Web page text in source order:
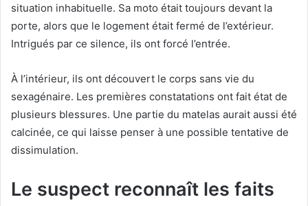
situation inhabituelle. Sa moto était toujours devant la
porte, alors que le logement était fermé de l’extérieur.
Intrigués par ce silence, ils ont forcé l’entrée.
À l’intérieur, ils ont découvert le corps sans vie du
sexagénaire. Les premières constatations ont fait état de
plusieurs blessures. Une partie du matelas aurait aussi été
calcinée, ce qui laisse penser à une possible tentative de
dissimulation.
Le suspect reconnaît les faits